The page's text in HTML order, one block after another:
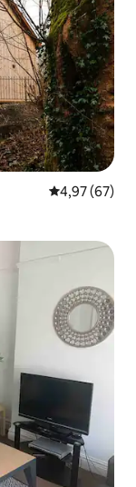
Средна
4,97 (67)